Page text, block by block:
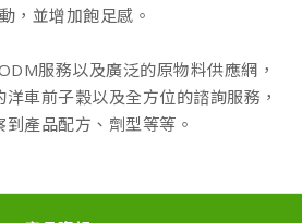
，並增加飽足感。
服務以及廣泛的原物料供應網，
車前子穀以及全方位的諮詢服務，
到產品配方、劑型等等。